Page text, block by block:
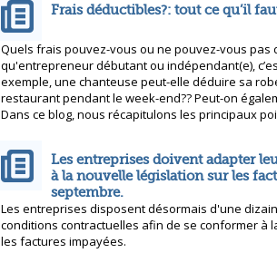
Frais déductibles?: tout ce qu’il
Quels frais pouvez-vous ou ne pouvez-vous pas
qu'entrepreneur débutant ou indépendant(e),
exemple, une chanteuse peut-elle déduire sa
restaurant pendant le week-end?? Peut-on
Dans ce blog, nous récapitulons les principaux
Les entreprises doivent adapter
à la nouvelle législation sur les
septembre.
Les entreprises disposent désormais d'une
conditions contractuelles afin de se conformer à
les factures impayées.